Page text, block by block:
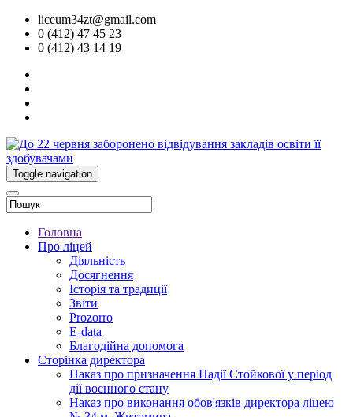
liceum34zt@gmail.com
0 (412) 47 45 23
0 (412) 43 14 19
Toggle navigation
Головна
Про ліцей
Діяльність
Досягнення
Історія та традиції
Звіти
Prozorro
E-data
Благодійна допомога
Сторінка директора
Наказ про призначення Надії Стойкової у період
дії воєнного стану
Наказ про виконання обов'язків директора ліцею